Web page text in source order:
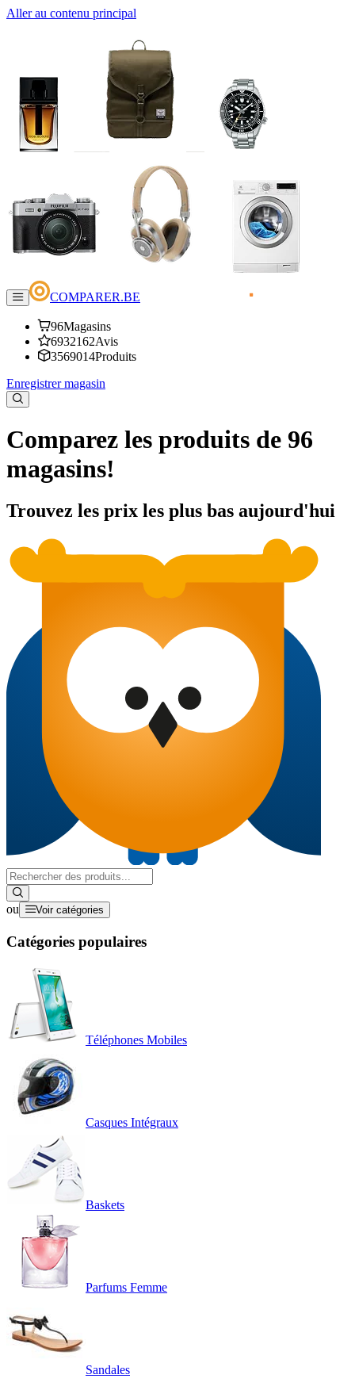
Aller au contenu principal
COMPARER.BE
96Magasins
6932162Avis
3569014Produits
Enregistrer magasin
Comparez les produits de 96
magasins!
Trouvez les prix les plus bas aujourd'hui
ou Voir catégories
Catégories populaires
Téléphones Mobiles
Casques Intégraux
Baskets
Parfums Femme
Sandales